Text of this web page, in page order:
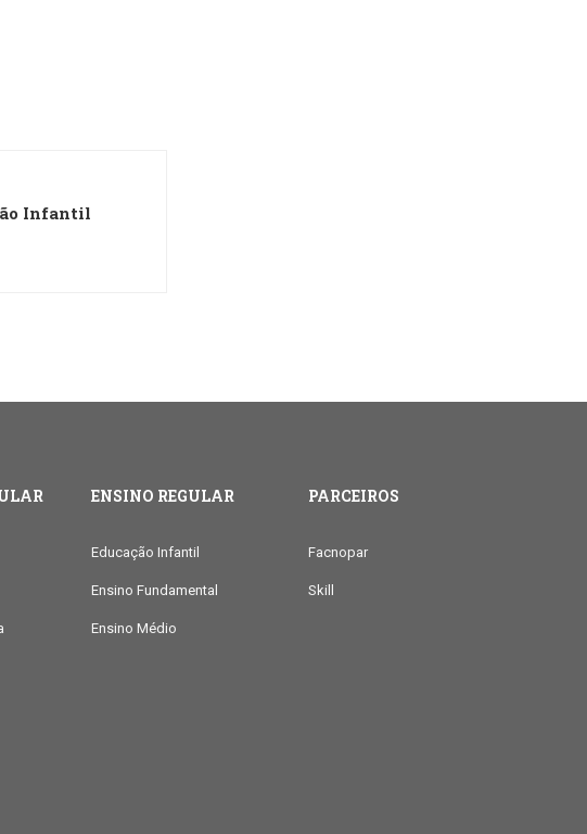
Infantil
ENSINO REGULAR
Educação Infantil
Ensino Fundamental
Ensino Médio
PARCEIROS
Facnopar
Skill